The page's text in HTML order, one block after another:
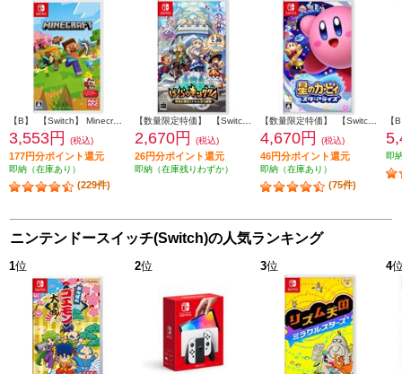
【B】 【Switch】 Minecraft（マインクラフト）
3,553円 (税込)
177円分ポイント還元
即納（在庫あり）
(229件)
2,670円 (税込)
26円分ポイント還元
即納（在庫残りわずか）
4,670円 (税込)
46円分ポイント還元
即納（在庫あり）
(75件)
即
ニンテンドースイッチ(Switch)の人気ランキング
1位 2位 3位 4